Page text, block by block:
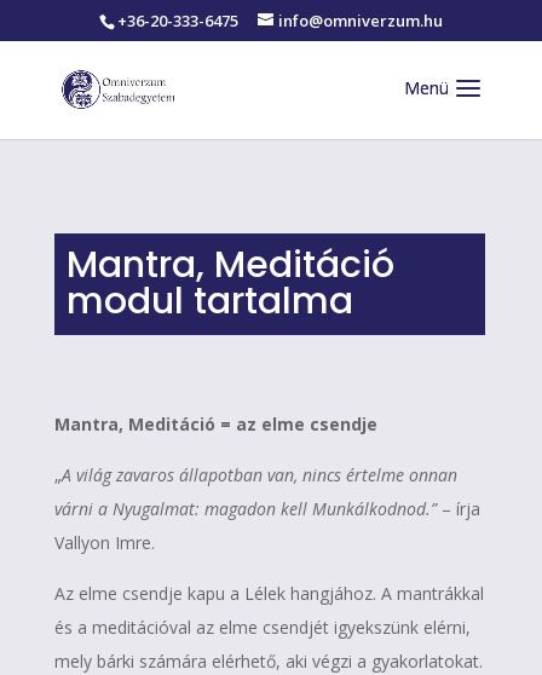
+36-20-333-6475 info@omniverzum.hu
Mantra, Meditáció
modul tartalma
Mantra, Meditáció = az elme csendje
„A világ zavaros állapotban van, nincs értelme onnan
várni a Nyugalmat: magadon kell Munkálkodnod.”– írja
Vallyon Imre.
Az elme csendje kapu a Lélek hangjához. A mantrákkal
és a meditációval az elme csendjét igyekszünk elérni,
mely bárki számára elérhető, aki végzi a gyakorlatokat.